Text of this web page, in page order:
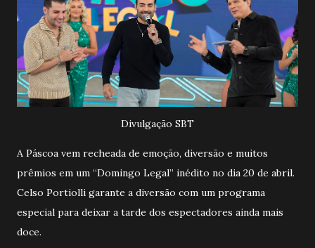
Divulgação SBT
A Páscoa vem recheada de emoção, diversão e muitos
prêmios em um “Domingo Legal” inédito no dia 20 de abril.
Celso Portiolli garante a diversão com um programa
especial para deixar a tarde dos espectadores ainda mais
doce.